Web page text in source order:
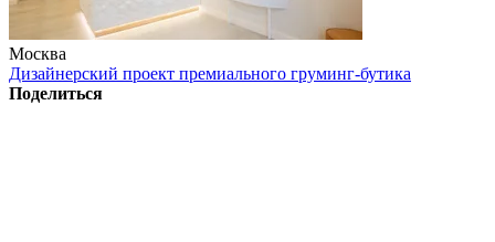
Москва
Дизайнерский проект премиального груминг-бутика
Поделиться